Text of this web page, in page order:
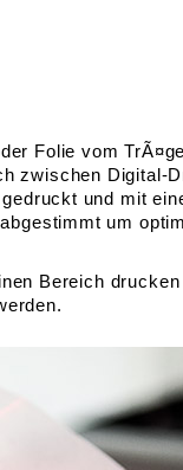
Folie vom
zwischen
und mit
um
Bereich